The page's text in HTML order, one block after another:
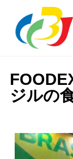
ジルの